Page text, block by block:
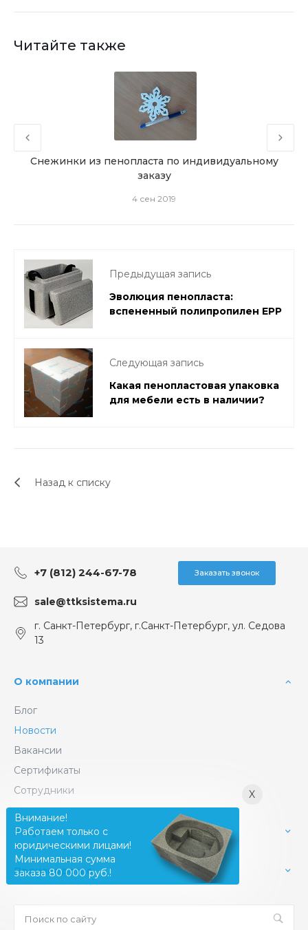
Читайте также
Снежинки из пенопласта по индивидуальному
заказу
4 сен 2019
Предыдущая запись
Эволюция пенопласта:
вспененный полипропилен EPP
Следующая запись
Какая пенопластовая упаковка
для мебели есть в наличии?
Назад к списку
+7 (812) 244-67-78 Заказать звонок
sale@ttksistema.ru
г. Санкт-Петербург, г.Санкт-Петербург, ул. Седова
13
О компании
Блог
Новости
Вакансии
Сертификаты
Сотрудники
Услуги
Производство
X
Внимание!
Работаем только с
юридическими лицами!
Минимальная сумма
заказа 80 000 руб.!